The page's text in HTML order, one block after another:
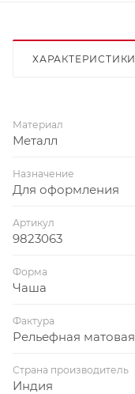
ХАРАКТЕРИСТИКИ
Материал
Металл
Назначение
Для оформления
Артикул
9823063
Форма
Чаша
Фактура
Рельефная матовая
Страна производитель
Индия